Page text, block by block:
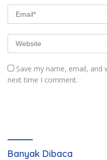
Save my name, email,
next time I comment.
Banyak Dibaca